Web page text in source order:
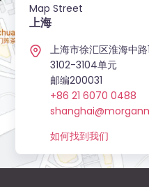
Map Street
上海
上海市徐汇区淮海中
3102-3104单元
邮编200031
+86 21 6070 0488
如何找到我们